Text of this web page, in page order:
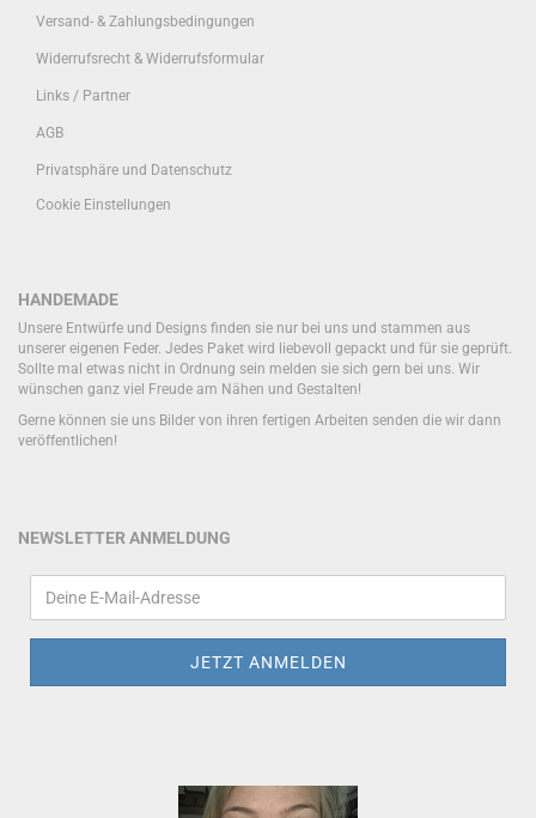
Versand- & Zahlungsbedingungen
Widerrufsrecht & Widerrufsformular
Links / Partner
AGB
Privatsphäre und Datenschutz
Cookie Einstellungen
HANDEMADE
Unsere Entwürfe und Designs finden sie nur bei uns und stammen aus
unserer eigenen Feder. Jedes Paket wird liebevoll gepackt und für sie geprüft.
Sollte mal etwas nicht in Ordnung sein melden sie sich gern bei uns. Wir
wünschen ganz viel Freude am Nähen und Gestalten!
Gerne können sie uns Bilder von ihren fertigen Arbeiten senden die wir dann
veröffentlichen!
NEWSLETTER ANMELDUNG